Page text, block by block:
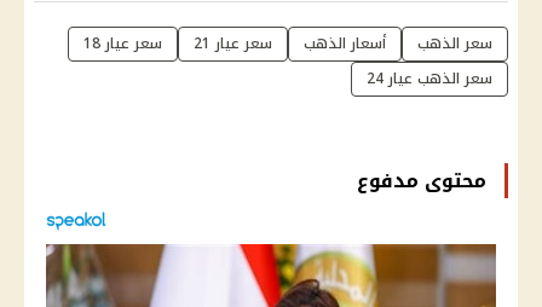
سعر الذهب أسعار الذهب سعر عيار 21
سعر عيار 18
سعر الذهب عيار 24
محتوى مدفوع